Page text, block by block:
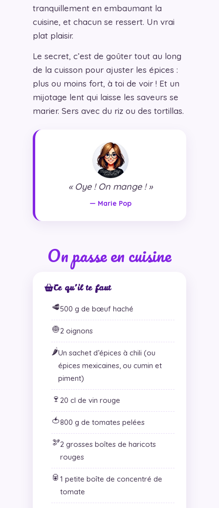
tranquillement en embaumant la
cuisine, et chacun se ressert. Un vrai
plat plaisir.
Le secret, c’est de goûter tout au long
de la cuisson pour ajuster les épices :
plus ou moins fort, à toi de voir ! Et un
mijotage lent qui laisse les saveurs se
marier. Sers avec du riz ou des tortillas.
« Oye ! On mange ! »
— Marie Pop
On passe en cuisine
Ce qu’il te faut
🥩500 g de bœuf haché
🧅2 oignons
🌶️Un sachet d’épices à chili (ou
épices mexicaines, ou cumin et
piment)
🍷 20 cl de vin rouge
🍅800 g de tomates pelées
🫘2 grosses boîtes de haricots
rouges
🥫 1 petite boîte de concentré de
tomate